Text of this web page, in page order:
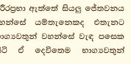
ඇත්තේ සියලු ජේතවනය
යම්තැනෙකද එතැනට
වහන්සේ වැඳ පසෙක
ඒ දෙවිතෙම භාග්‍යවතුන්